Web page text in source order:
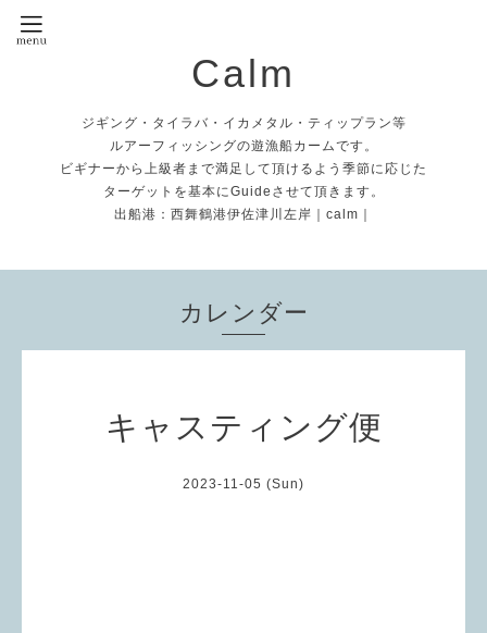
Calm
ジギング・タイラバ・イカメタル・ティップラン等
ルアーフィッシングの遊漁船カームです。
ビギナーから上級者まで満足して頂けるよう季節に応じた
ターゲットを基本にGuideさせて頂きます。
出船港：西舞鶴港伊佐津川左岸｜calm｜
カレンダー
キャスティング便
2023-11-05 (Sun)